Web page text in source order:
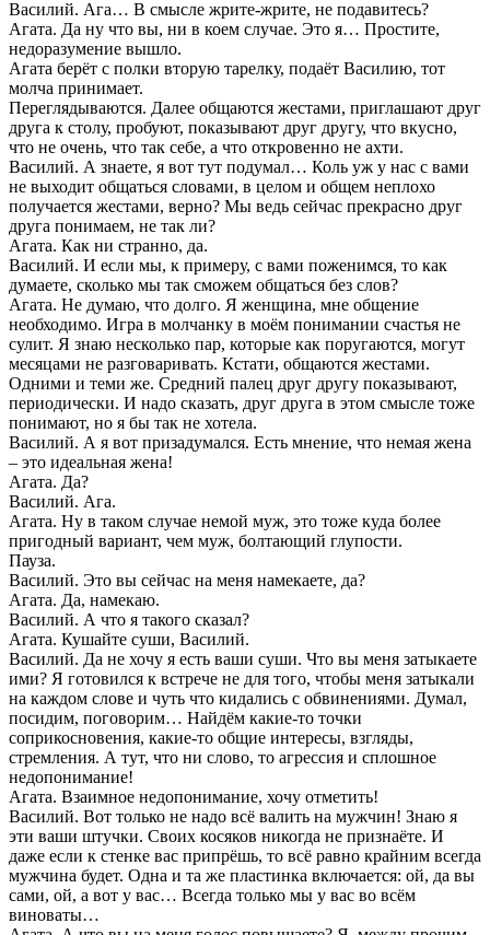
Василий. Ага… В смысле жрите-жрите, не подавитесь?
Агата. Да ну что вы, ни в коем случае. Это я… Простите,
недоразумение вышло.
Агата берёт с полки вторую тарелку, подаёт Василию, тот
молча принимает.
Переглядываются. Далее общаются жестами, приглашают друг
друга к столу, пробуют, показывают друг другу, что вкусно,
что не очень, что так себе, а что откровенно не ахти.
Василий. А знаете, я вот тут подумал… Коль уж у нас с вами
не выходит общаться словами, в целом и общем неплохо
получается жестами, верно? Мы ведь сейчас прекрасно друг
друга понимаем, не так ли?
Агата. Как ни странно, да.
Василий. И если мы, к примеру, с вами поженимся, то как
думаете, сколько мы так сможем общаться без слов?
Агата. Не думаю, что долго. Я женщина, мне общение
необходимо. Игра в молчанку в моём понимании счастья не
сулит. Я знаю несколько пар, которые как поругаются, могут
месяцами не разговаривать. Кстати, общаются жестами.
Одними и теми же. Средний палец друг другу показывают,
периодически. И надо сказать, друг друга в этом смысле тоже
понимают, но я бы так не хотела.
Василий. А я вот призадумался. Есть мнение, что немая жена
– это идеальная жена!
Агата. Да?
Василий. Ага.
Агата. Ну в таком случае немой муж, это тоже куда более
пригодный вариант, чем муж, болтающий глупости.
Пауза.
Василий. Это вы сейчас на меня намекаете, да?
Агата. Да, намекаю.
Василий. А что я такого сказал?
Агата. Кушайте суши, Василий.
Василий. Да не хочу я есть ваши суши. Что вы меня затыкаете
ими? Я готовился к встрече не для того, чтобы меня затыкали
на каждом слове и чуть что кидались с обвинениями. Думал,
посидим, поговорим… Найдём какие-то точки
соприкосновения, какие-то общие интересы, взгляды,
стремления. А тут, что ни слово, то агрессия и сплошное
недопонимание!
Агата. Взаимное недопонимание, хочу отметить!
Василий. Вот только не надо всё валить на мужчин! Знаю я
эти ваши штучки. Своих косяков никогда не признаёте. И
даже если к стенке вас припрёшь, то всё равно крайним всегда
мужчина будет. Одна и та же пластинка включается: ой, да вы
сами, ой, а вот у вас… Всегда только мы у вас во всём
виноваты…